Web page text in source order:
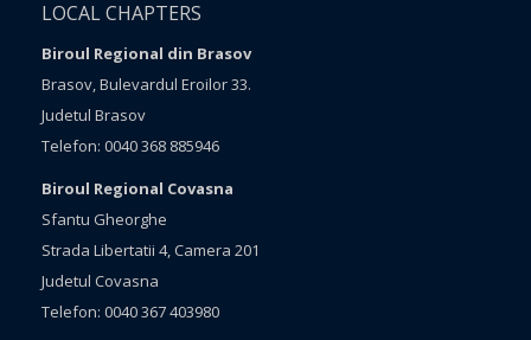
LOCAL CHAPTERS
Biroul Regional din Brasov
Brasov, Bulevardul Eroilor 33.
Judetul Brasov
Telefon: 0040 368 885946
Biroul Regional Covasna
Sfantu Gheorghe
Strada Libertatii 4, Camera 201
Judetul Covasna
Telefon: 0040 367 403980